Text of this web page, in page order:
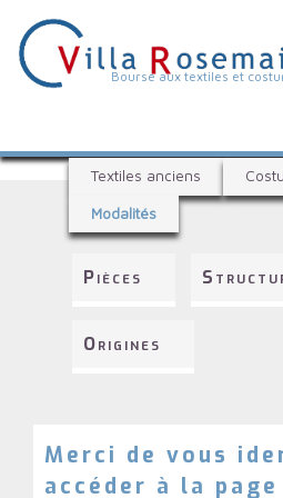
contenu
principal
l
l
a
R
o
e
n
e
Bourse aux textiles et
r
t
Textiles anciens
Modalités
Pièces
Origines
Merci de vous
accéder à la page